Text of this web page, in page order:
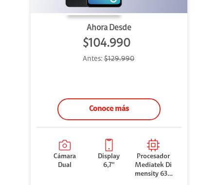
Ahora Desde
$104.990
Antes:$129.990
Conoce más
Cámara
Dual
Display
6,7"
Procesador
Mediatek Di
mensity 630